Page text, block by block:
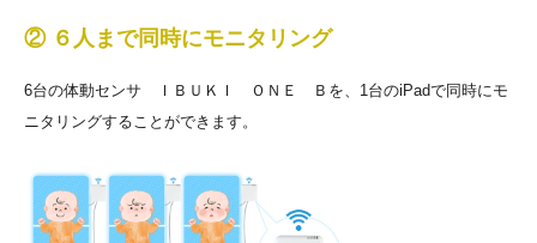
② ６人まで同時にモニタリング
6台の体動センサ ＩＢＵＫＩ ＯＮＥ Ｂを、1台のiPadで同時にモ
ニタリングすることができます。